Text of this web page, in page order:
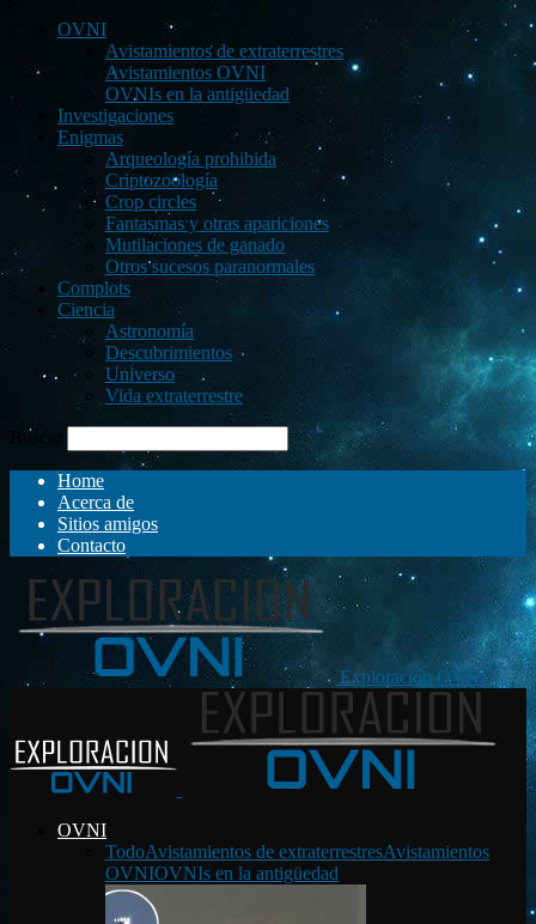
OVNI
Avistamientos de extraterrestres
Avistamientos OVNI
OVNIs en la antigüedad
Investigaciones
Enigmas
Arqueología prohibida
Criptozoología
Crop circles
Fantasmas y otras apariciones
Mutilaciones de ganado
Otros sucesos paranormales
Complots
Ciencia
Astronomía
Descubrimientos
Universo
Vida extraterrestre
Buscar
Home
Acerca de
Sitios amigos
Contacto
Exploración OVNI
OVNI
TodoAvistamientos de extraterrestresAvistamientos
OVNIOVNIs en la antigüedad